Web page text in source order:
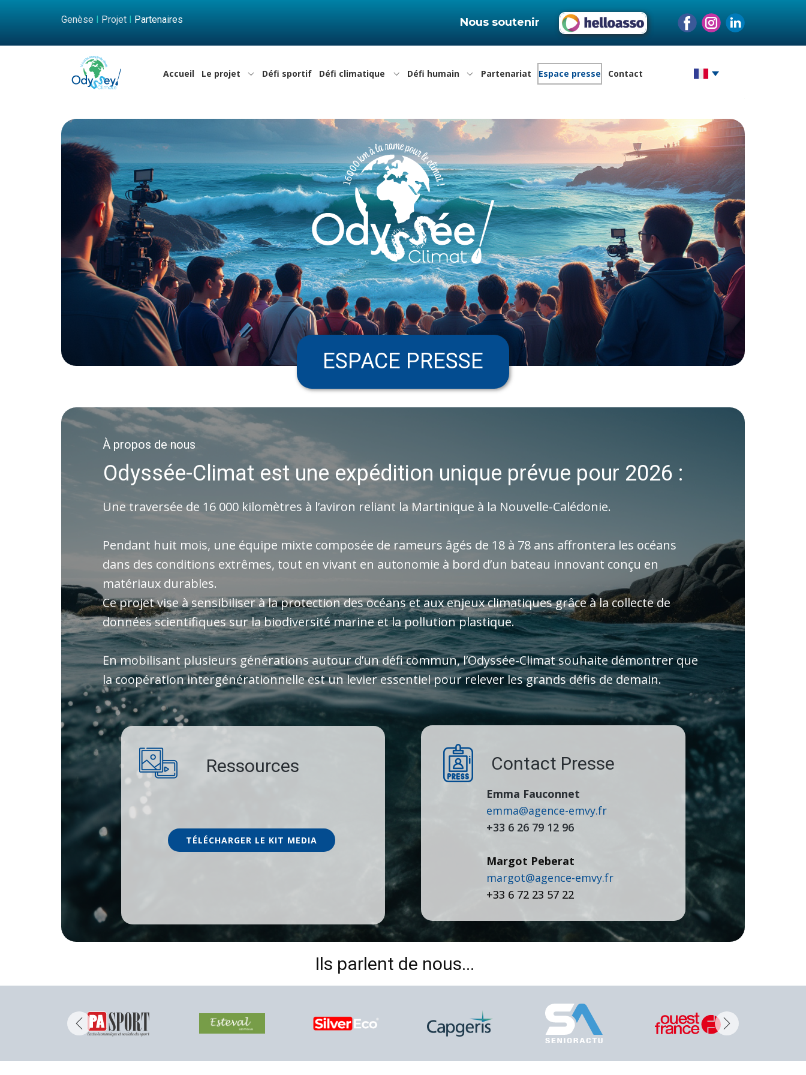
Genèse I Projet I Partenaires Nous soutenir
Accueil Le projet Défi sportif Défi climatique Défi humain Partenariat Espace presse Contact
ESPACE PRESSE
À propos de nous
Odyssée-Climat est une expédition unique prévue pour 2026 :
Une traversée de 16 000 kilomètres à l’aviron reliant la Martinique à la Nouvelle-Calédonie.
Pendant huit mois, une équipe mixte composée de rameurs âgés de 18 à 78 ans affrontera les océans
dans des conditions extrêmes, tout en vivant en autonomie à bord d’un bateau innovant conçu en
matériaux durables.
Ce projet vise à sensibiliser à la protection des océans et aux enjeux climatiques grâce à la collecte de
données scientifiques sur la biodiversité marine et la pollution plastique.
En mobilisant plusieurs générations autour d’un défi commun, l’Odyssée-Climat souhaite démontrer que
la coopération intergénérationnelle est un levier essentiel pour relever les grands défis de demain.
Ressources
TÉLÉCHARGER LE KIT MEDIA
Contact Presse
Emma Fauconnet
emma@agence-emvy.fr
+33 6 26 79 12 96
Margot Peberat
margot@agence-emvy.fr
+33 ​6 72 23 57 22
Ils parlent de nous...